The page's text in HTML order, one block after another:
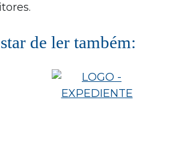
de ler também: